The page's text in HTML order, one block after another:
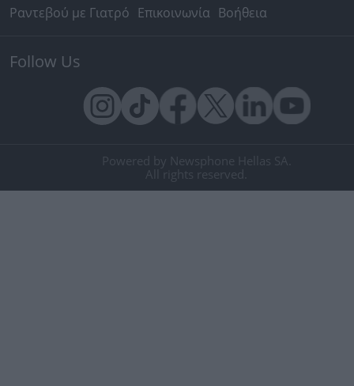
Ραντεβού με Γιατρό Επικοινωνία Βοήθεια
Follow Us
Powered by Newsphone Hellas SA.
All rights reserved.